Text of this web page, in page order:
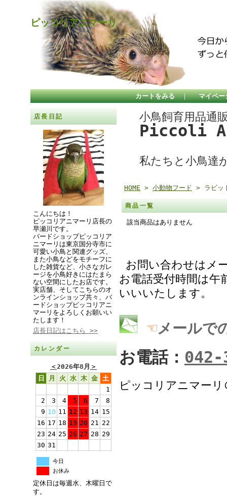
ピッコリアニマーリ
カートをみる ｜ マイペー
店長日記
こんにちは！
ピッコリアニマーリ店長の
早瀬川です。
バードショップピッコリア
ニマーリは東京国分寺市に
可愛い小鳥と関連グッズ、
また小鳥などをモチーフに
した雑貨など、小さなガレ
ージを小鳥好きにはたまら
ない空間にしたお店です。
実店舗、そしてこちらのオ
ンラインショップ共々、バ
ードショップピッコリアニ
マーリをよろしくお願いい
たします！
店長日記はこちら >>
カレンダー
＜2026年8月 ＞
日
月 火 水 木 金 土
1
2
3 4 5 6 7
8
9 10 11 12 13 14 15
16 17 18 19 20 21 22
23 24 25 26 27 28 29
30 31
今日
お休み
定休日は毎週水、木曜日で
す。
小鳥飼育用品通
Piccoli
私たちと小鳥達
HOME > 小動物フード > ラビッ
商品一覧
該当商品はありません
お問い合わせはメ
お電話受付時間は午
いいいたします。
☜メールで
お電話： 042-
ピッコリアニマーリ